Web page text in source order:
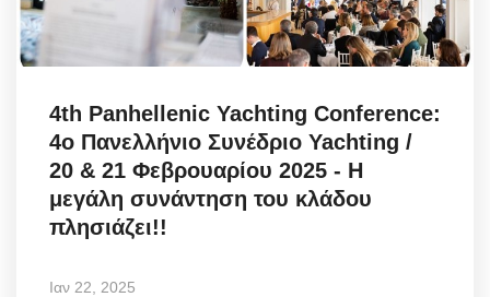
4th Panhellenic Yachting Conference:
4ο Πανελλήνιο Συνέδριο Yachting /
20 & 21 Φεβρουαρίου 2025 - Η
μεγάλη συνάντηση του κλάδου
πλησιάζει!!
Ιαν 22, 2025